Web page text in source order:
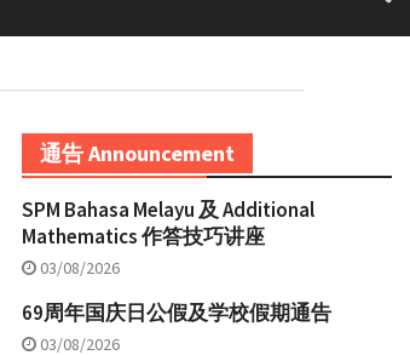
通告 Announcement
SPM Bahasa Melayu 及 Additional
Mathematics 作答技巧讲座
03/08/2026
69周年国庆日公假及学校假期通告
03/08/2026